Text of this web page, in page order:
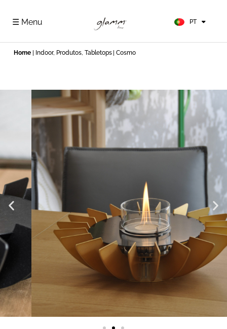
☰ Menu PT
DE
Home Indoor, Produtos, Tabletops | Cosmo